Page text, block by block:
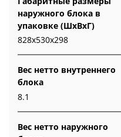
наружного блока в
упаковке (ШxВxГ)
828x530x298
Вес нетто внутреннего
блока
8.1
Вес нетто наружного